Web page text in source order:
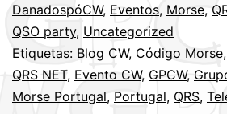
DanadospóCW, Eventos, Morse,
QSO party, Uncategorized
Etiquetas: Blog CW, Código Morse,
QRS NET, Evento CW, GPCW,
Morse Portugal, Portugal, QRS,